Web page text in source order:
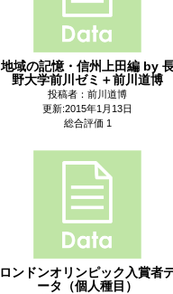
地域の記憶・信州上田編 by
野大学前川ゼミ＋前川道博
投稿者：前川道博
更新:2015年1月13日
総合評価 1
ロンドンオリンピック入賞者
ータ（個人種目）